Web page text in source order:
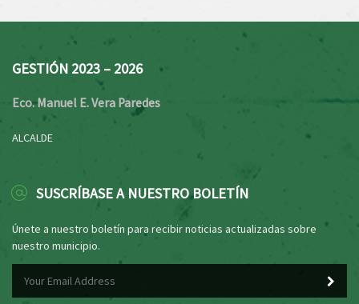
GESTIÓN 2023 – 2026
Eco. Manuel E. Vera Paredes
ALCALDE
SUSCRÍBASE A NUESTRO BOLETÍN
Únete a nuestro boletín para recibir noticias actualizadas sobre
nuestro municipio.